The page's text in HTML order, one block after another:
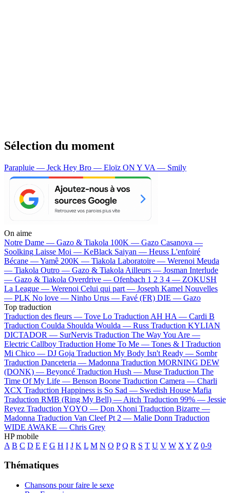
Sélection du moment
Parapluie — Jeck Hey Bro — Eloïz ON Y VA — Smily
On aime
Notre Dame — Gazo & Tiakola 100K — Gazo Casanova —
Soolking Laisse Moi — KeBlack Saiyan — Heuss L'enfoiré
Bécane —Yamê 200K — Tiakola Laboratoire — Werenoi Meuda
— Tiakola Outro — Gazo & Tiakola Ailleurs — Josman Interlude
— Gazo & Tiakola Overdrive — Ofenbach 1 2 3 4 — ZOKUSH
La League — Werenoi Celui qui part — Joseph Kamel Nouvelles
— PLK No love — Ninho Urus — Favé (FR) DIE — Gazo
Top traduction
Traduction des fleurs — Tove Lo Traduction AH HA — Cardi B
Traduction Coulda Shoulda Woulda — Russ Traduction KYLIAN
DICTADOR — SurNervis Traduction The Way You Are —
Electric Callboy Traduction Home To Me — Tones & I Traduction
Mi Chico — DJ Goja Traduction My Body Isn't Ready — Sombr
Traduction Danceteria — Madonna Traduction MORNING DEW
(DONK) — Beyoncé Traduction Hush — Muse Traduction The
Time Of My Life — Benson Boone Traduction Camera — Charli
XCX Traduction Happiness is So Sad — Swedish House Mafia
Traduction RMB (Ring My Bell) — Aitch Traduction 99% — Jessie
Reyez Traduction YOYO — Don Xhoni Traduction Bizarre —
Madonna Traduction Van Cleef Pt 2 — Malie Donn Traduction
WIDE AWAKE — Chris Grey
HP mobile
A B C D E F G H I J K L M N O P Q R S T U V W X Y Z 0-9
Thématiques
Chansons pour faire le sexe